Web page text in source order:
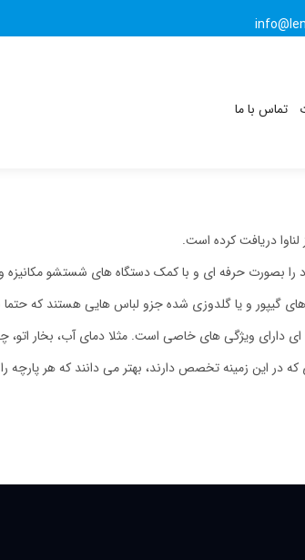
تماس با ما
دریافت کرده است.
بصورت حرفه ای و با کمک دستگاه های شستشو
گیپور و یا گلدوزی شده جزو لباس هایی هستند که
ویژگی های خاصی است. مثلا دمای آب، بخار اتو،
این زمینه تخصص دارند، بهتر می دانند که هر پارچه